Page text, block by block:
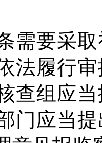
要采取
法履行
查组应
门应当